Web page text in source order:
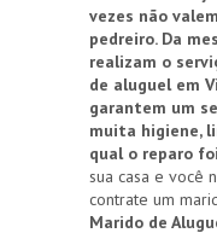
vezes não
pedreiro. Da
realizam o
de aluguel em
garantem um
muita higiene,
qual o reparo
sua casa e você
contrate um
Marido de